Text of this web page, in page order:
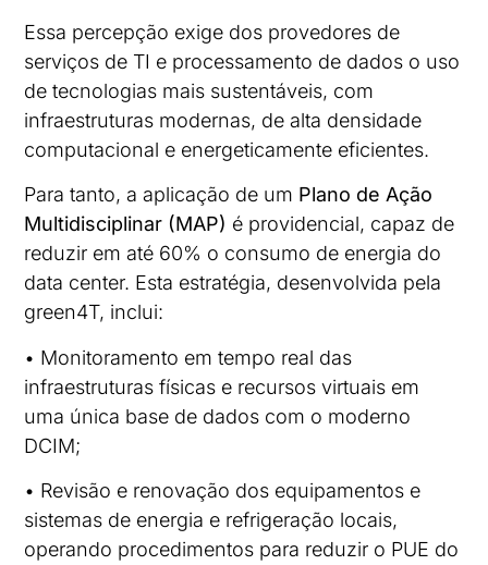
Essa percepção exige dos provedores de
serviços de TI e processamento de dados o uso
de tecnologias mais sustentáveis, com
infraestruturas modernas, de alta densidade
computacional e energeticamente eficientes.
Para tanto, a aplicação de um Plano de Ação
Multidisciplinar (MAP) é providencial, capaz de
reduzir em até 60% o consumo de energia do
data center. Esta estratégia, desenvolvida pela
green4T, inclui:
• Monitoramento em tempo real das
infraestruturas físicas e recursos virtuais em
uma única base de dados com o moderno
DCIM;
• Revisão e renovação dos equipamentos e
sistemas de energia e refrigeração locais,
operando procedimentos para reduzir o PUE do